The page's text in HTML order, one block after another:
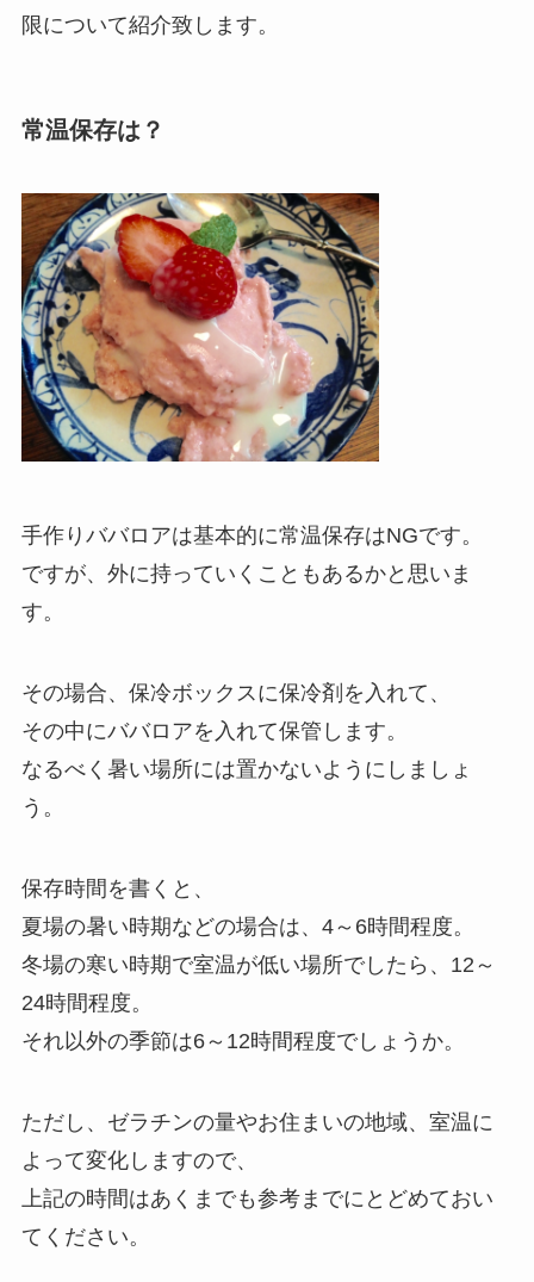
限について紹介致します。
常温保存は？
手作りババロアは基本的に常温保存はNGです。
ですが、外に持っていくこともあるかと思いま
す。
その場合、保冷ボックスに保冷剤を入れて、
その中にババロアを入れて保管します。
なるべく暑い場所には置かないようにしましょ
う。
保存時間を書くと、
夏場の暑い時期などの場合は、4～6時間程度。
冬場の寒い時期で室温が低い場所でしたら、12～
24時間程度。
それ以外の季節は6～12時間程度でしょうか。
ただし、ゼラチンの量やお住まいの地域、室温に
よって変化しますので、
上記の時間はあくまでも参考までにとどめておい
てください。